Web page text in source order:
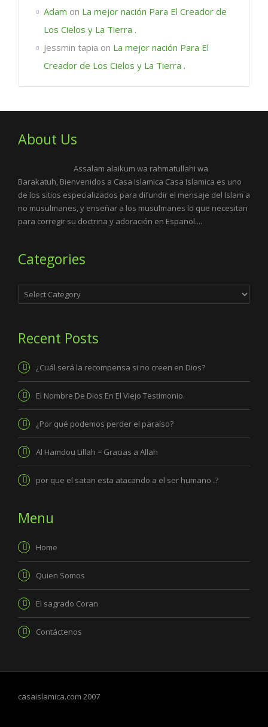
Adam on La mejor nación Para El Creador de
Los Cielos y La Tierra .
Jessmin tapia on La mejor nación Para El
Creador de Los Cielos y La Tierra .
About Us
Assalam alaikum wa rahmatullahi wa
Barakatuh, Bienvenidos a Casa Islamica Casa Islamica es uno
de los sitios especializados para difundir el mensaje del Islam a
no musulmanes, y enseñar a los musulmanes lo que necesitan
para corregir su doctrina y adoración en Espanol....
Categories
Categories
Recent Posts
¿Cuál será la recompensa si no creen en Dios?
El Nombre De Dios En El Viejo Testimonio.
¿Por qué podemos perder el paraíso?
Al Hamdou Lillah = Gracias a Allah
por que el satan esta atacando a el ser humano .?
Menu
Home
Quien Somos
El sagrado Coran
Contáctenos
casaislamica.com 2007